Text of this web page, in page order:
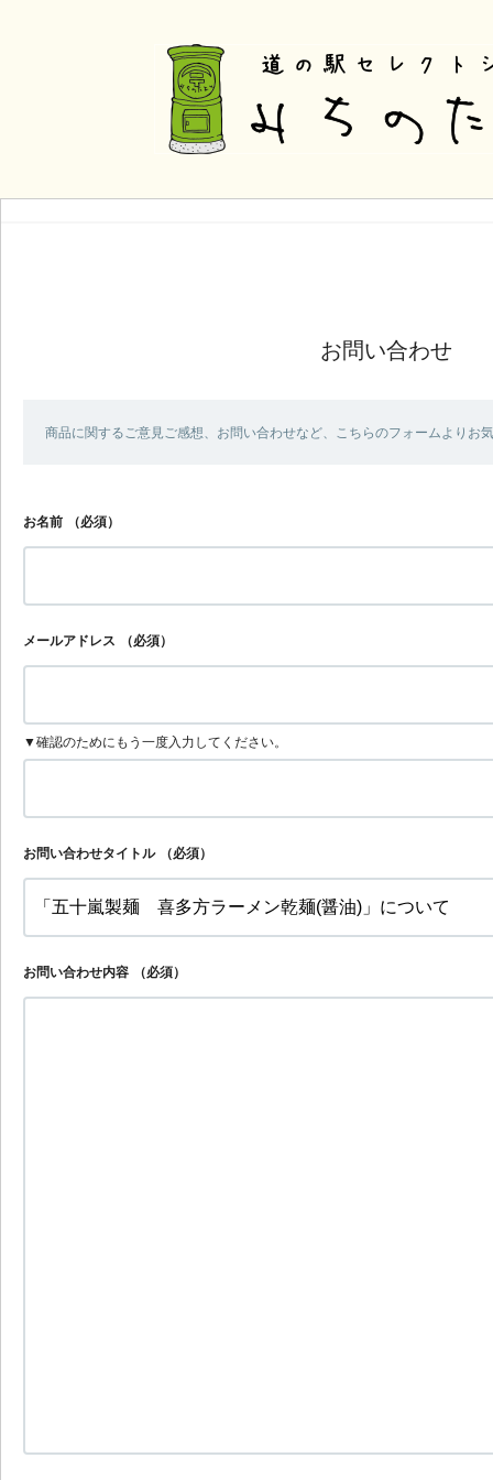
お問い合わせ
商品に関するご意見ご感想、お問い合わせなど、こちらのフォームよりお
お名前 （必須）
メールアドレス （必須）
▼確認のためにもう一度入力してください。
お問い合わせタイトル （必須）
お問い合わせ内容 （必須）